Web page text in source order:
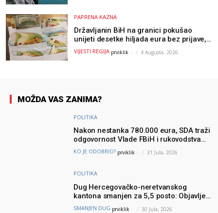
PAPRENA KAZNA
Državljanin BiH na granici pokušao
unijeti desetke hiljada eura bez prijave,
uslijedila “paprena” kazna
VIJESTI REGIJA prviklik - 4 Augusta, 2026
MOŽDA VAS ZANIMA?
POLITIKA
Nakon nestanka 780.000 eura, SDA traži
odgovornost Vlade FBiH i rukovodstva
Igmana
KO JE ODOBRIO? prviklik - 31 Jula, 2026
POLITIKA
Dug Hercegovačko-neretvanskog
kantona smanjen za 5,5 posto: Objavljeni
najnoviji podaci Ministarstva finansija
SMANJEN DUG prviklik - 30 Jula, 2026